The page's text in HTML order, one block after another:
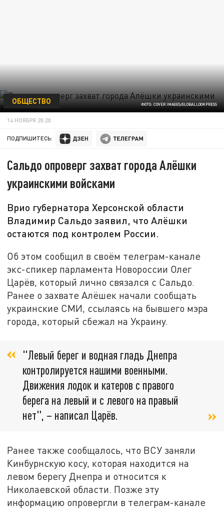
ФОТО: COVER IMAGES/GLOBALLOOKPRESS
ОБЩЕСТВО
14 НОЯБРЯ 20:20
ПОДПИШИТЕСЬ:
Сальдо опроверг захват города Алёшки
украинскими войсками
Врио губернатора Херсонской области
Владимир Сальдо заявил, что Алёшки
остаются под контролем России.
Об этом сообщил в своём телеграм-канале
экс-спикер парламента Новороссии Олег
Царёв, который лично связался с Сальдо.
Ранее о захвате Алёшек начали сообщать
украинские СМИ, ссылаясь на бывшего мэра
города, который сбежал на Украину.
"Левый берег и водная гладь Днепра
контролируется нашими военными.
Движения лодок и катеров с правого
берега на левый и с левого на правый
нет", – написал Царёв.
Ранее также сообщалось, что ВСУ заняли
Кинбурнскую косу, которая находится на
левом берегу Днепра и относится к
Николаевской области. Позже эту
информацию опровергли в телеграм-канале